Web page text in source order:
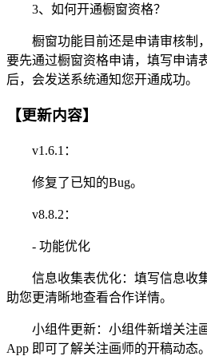
3、如何开通橱窗资格？
橱窗功能目前还是申请审核制
要先通过橱窗资格申请，填写申请
后，会发送系统通知您开通成功。
【更新内容】
v1.6.1：
修复了已知的Bug。
v8.8.2：
- 功能优化
信息收集表优化：填写信息收
助您更清晰地查看合作详情。
小组件更新：小组件新增关注
App 即可了解关注画师的开稿动态。